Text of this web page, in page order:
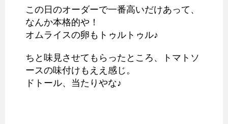
この日のオーダーで一番高いだけあって、
なんか本格的や！
オムライスの卵もトゥルトゥル♪
ちと味見させてもらったところ、トマトソ
ースの味付けもええ感じ。
ドトール、当たりやな♪